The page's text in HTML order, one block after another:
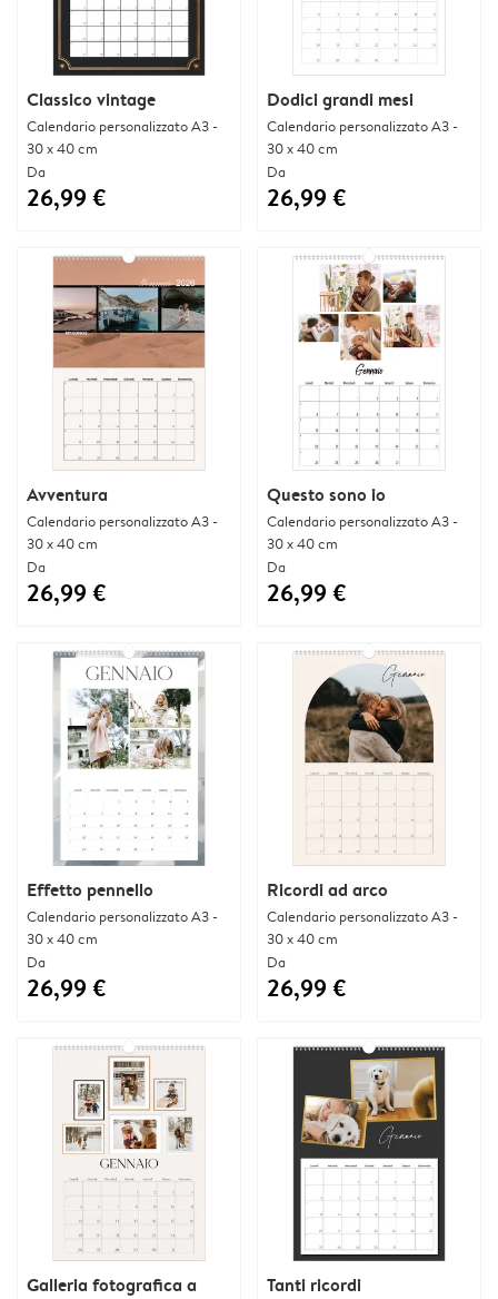
Classico vintage
Calendario personalizzato A3 -
30 x 40 cm
Da
26,99 €
Dodici grandi mesi
Calendario personalizzato A3 -
30 x 40 cm
Da
26,99 €
Avventura
Calendario personalizzato A3 -
30 x 40 cm
Da
26,99 €
Questo sono io
Calendario personalizzato A3 -
30 x 40 cm
Da
26,99 €
Effetto pennello
Calendario personalizzato A3 -
30 x 40 cm
Da
26,99 €
Ricordi ad arco
Calendario personalizzato A3 -
30 x 40 cm
Da
26,99 €
Galleria fotografica a
Tanti ricordi